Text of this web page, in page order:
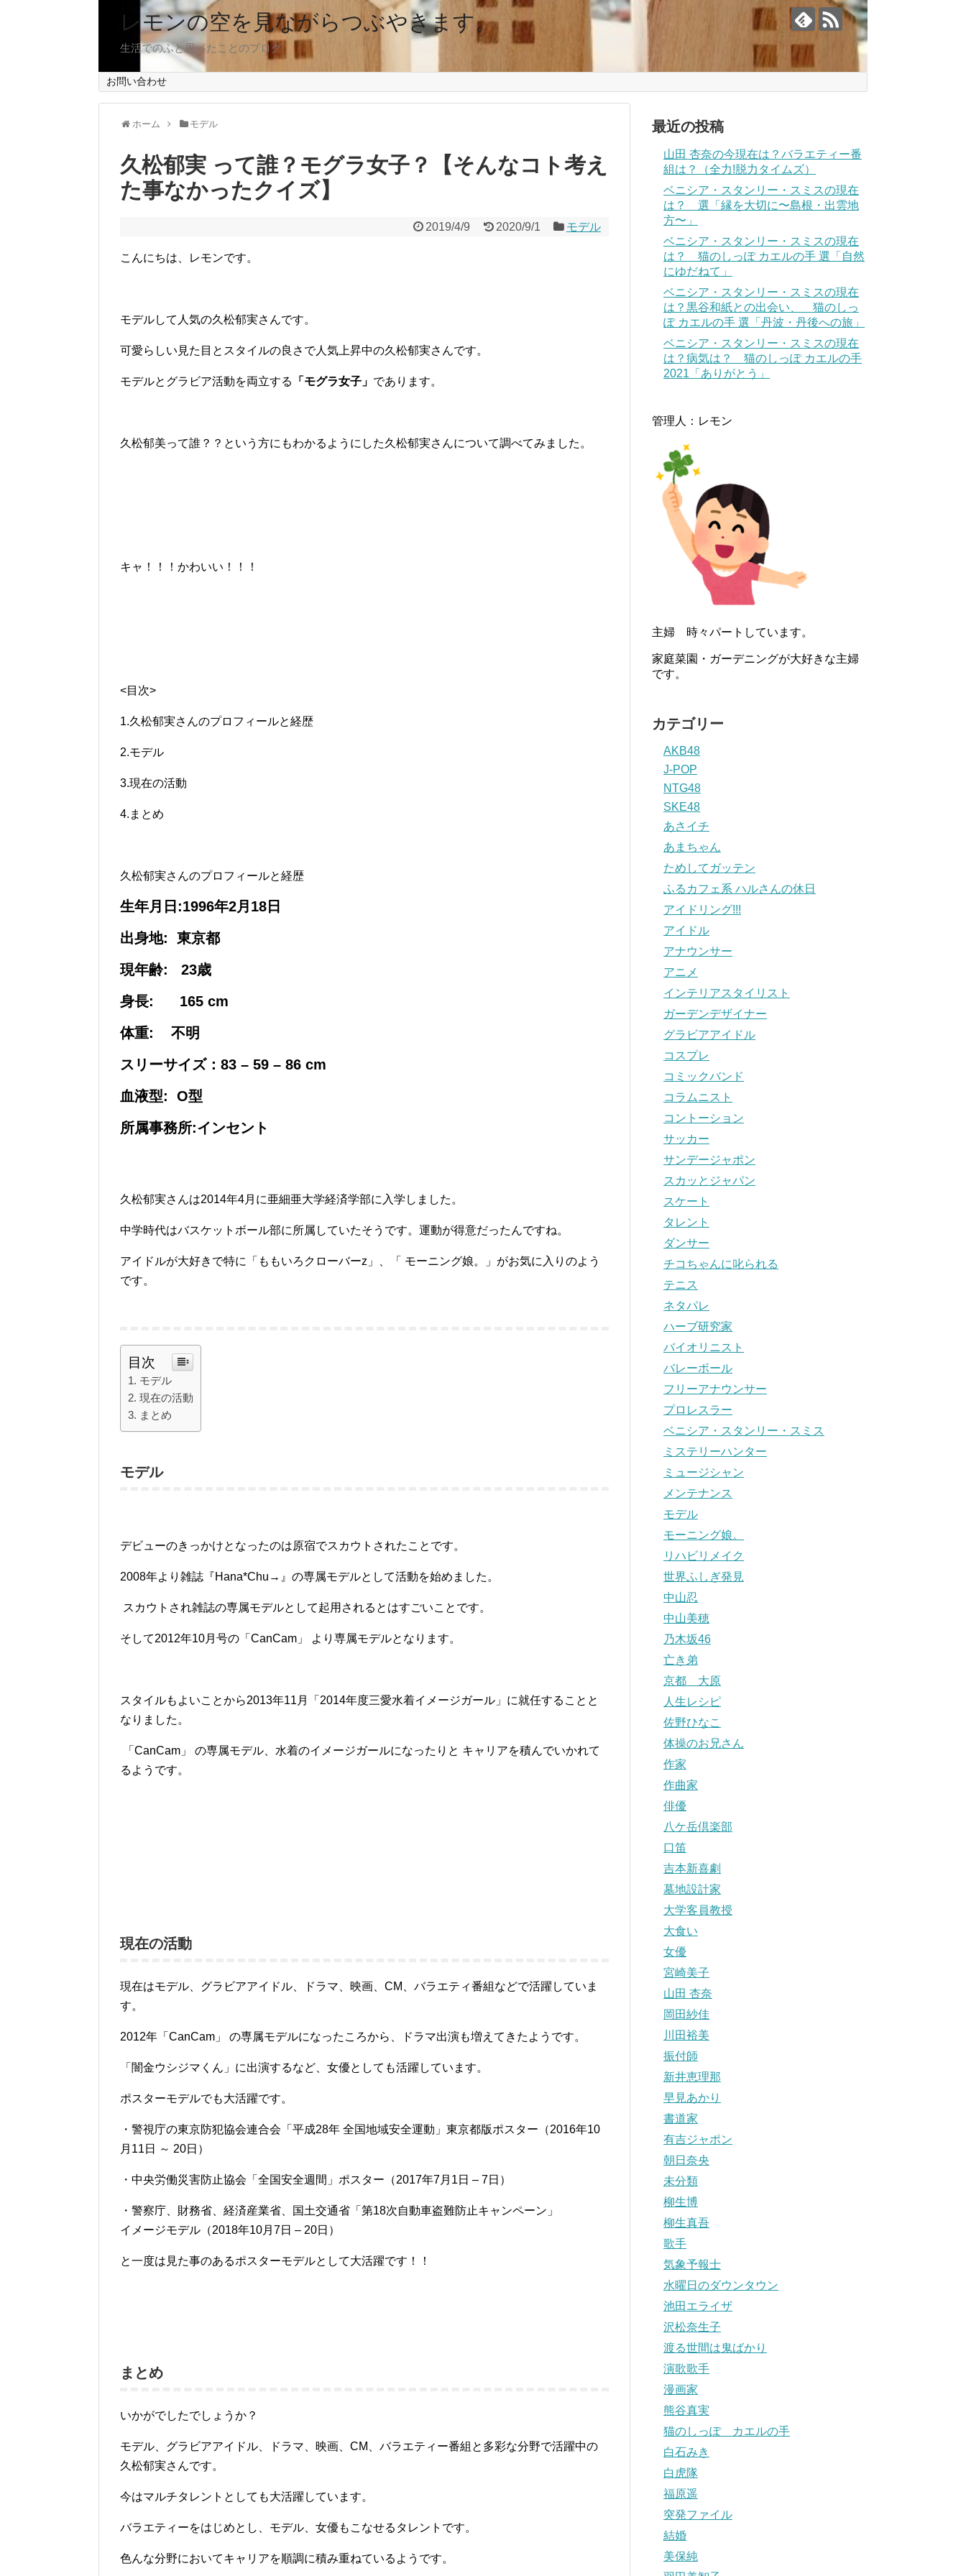
レモンの空を見ながらつぶやきます。
生活でのふと思ったことのブログ
お問い合わせ
ホーム モデル
久松郁実 って誰？モグラ女子？【そんなコト考え
た事なかったクイズ】
2019/4/9 2020/9/1 モデル
こんにちは、レモンです。
モデルして人気の久松郁実さんです。
可愛らしい見た目とスタイルの良さで人気上昇中の久松郁実さんです。
モデルとグラビア活動を両立する 「モグラ女子」 であります。
久松郁美って誰？？という方にもわかるようにした久松郁実さんについて調べてみました。
キャ！！！かわいい！！！
<目次>
1.久松郁実さんのプロフィールと経歴
2.モデル
3.現在の活動
4.まとめ
久松郁実さんのプロフィールと経歴
生年月日:1996年2月18日
出身地: 東京都
現年齢: 23歳
身長: 165 cm
体重: 不明
スリーサイズ：83 – 59 – 86 cm
血液型: O型
所属事務所:インセント
久松郁実さんは2014年4月に亜細亜大学経済学部に入学しました。
中学時代はバスケットボール部に所属していたそうです。運動が得意だったんですね。
アイドルが大好きで特に「ももいろクローバーz」、「 モーニング娘。」がお気に入りのよう
です。
目次
モデル
現在の活動
まとめ
モデル
デビューのきっかけとなったのは原宿でスカウトされたことです。
2008年より雑誌 『Hana*Chu→ 』の専属モデルとして活動を始めました。
スカウトされ雑誌の専属モデルとして起用されるとはすごいことです。
そして2012年10月号の「CanCam」 より専属モデルとなります。
スタイルもよいことから2013年11月「2014年度三愛水着イメージガール」に就任することと
なりました。
「CanCam」 の専属モデル、 水着のイメージガールになったりと キャリアを積んでいかれて
るようです。
現在の活動
現在はモデル、グラビアアイドル、ドラマ、映画、CM、 バラエティ番組などで活躍していま
す。
2012年 「CanCam」 の専属モデルになったころから、ドラマ出演も増えてきたようです。
「闇金ウシジマくん」に出演するなど、女優としても活躍しています。
ポスターモデルでも大活躍です。
・警視庁の東京防犯協会連合会「平成28年 全国地域安全運動」東京都版ポスター（2016年10
月11日 ～ 20日）
・中央労働災害防止協会「全国安全週間」ポスター（2017年7月1日 – 7日）
・警察庁、財務省、経済産業省、国土交通省「第18次自動車盗難防止キャンペーン」
イメージモデル（2018年10月7日 – 20日）
と一度は見た事のあるポスターモデルとして大活躍です！！
まとめ
いかがでしたでしょうか？
モデル、グラビアアイドル、ドラマ、映画、CM、バラエティー番組 と多彩な分野で活躍中の
久松郁実さんです。
今はマルチタレントとしても大活躍しています。
バラエティーをはじめとし、 モデル、女優もこなせるタレントです。
色んな分野においてキャリアを順調に積み重ねているようです。
最近の投稿
山田 杏奈の今現在は？バラエティー番
組は？（全力!脱力タイムズ）
ベニシア・スタンリー・スミスの現在
は？ 選「縁を大切に〜島根・出雲地
方〜」
ベニシア・スタンリー・スミスの現在
は？ 猫のしっぽ カエルの手 選「自然
にゆだねて」
ベニシア・スタンリー・スミスの現在
は？黒谷和紙との出会い、 猫のしっ
ぽ カエルの手 選「丹波・丹後への旅」
ベニシア・スタンリー・スミスの現在
は？病気は？ 猫のしっぽ カエルの手
2021「ありがとう」
管理人：レモン
主婦 時々パートしています。
家庭菜園・ガーデニングが大好きな主婦
です。
カテゴリー
AKB48
J-POP
NTG48
SKE48
あさイチ
あまちゃん
ためしてガッテン
ふるカフェ系 ハルさんの休日
アイドリング!!!
アイドル
アナウンサー
アニメ
インテリアスタイリスト
ガーデンデザイナー
グラビアアイドル
コスプレ
コミックバンド
コラムニスト
コントーション
サッカー
サンデージャポン
スカッとジャパン
スケート
タレント
ダンサー
チコちゃんに叱られる
テニス
ネタパレ
ハーブ研究家
バイオリニスト
バレーボール
フリーアナウンサー
プロレスラー
ベニシア・スタンリー・スミス
ミステリーハンター
ミュージシャン
メンテナンス
モデル
モーニング娘。
リハビリメイク
世界ふしぎ発見
中山忍
中山美穂
乃木坂46
亡き弟
京都 大原
人生レシピ
佐野ひなこ
体操のお兄さん
作家
作曲家
俳優
八ケ岳倶楽部
口笛
吉本新喜劇
墓地設計家
大学客員教授
大食い
女優
宮崎美子
山田 杏奈
岡田紗佳
川田裕美
振付師
新井恵理那
早見あかり
書道家
有吉ジャポン
朝日奈央
未分類
柳生博
柳生真吾
歌手
気象予報士
水曜日のダウンタウン
池田エライザ
沢松奈生子
渡る世間は鬼ばかり
演歌歌手
漫画家
熊谷真実
猫のしっぽ カエルの手
白石みき
白虎隊
福原遥
突発ファイル
結婚
美保純